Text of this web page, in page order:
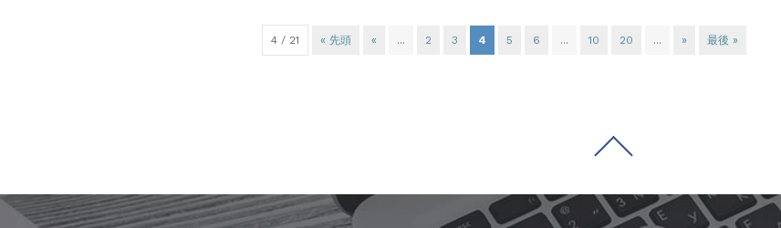
4 / 21 « 先頭 « ... 2 3 4 5 6 ... 10 20 ... » 最後 »